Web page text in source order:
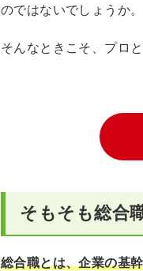
のではないでしょうか。
そんなときこそ、プロ
そもそも総合
総合職とは、企業の基